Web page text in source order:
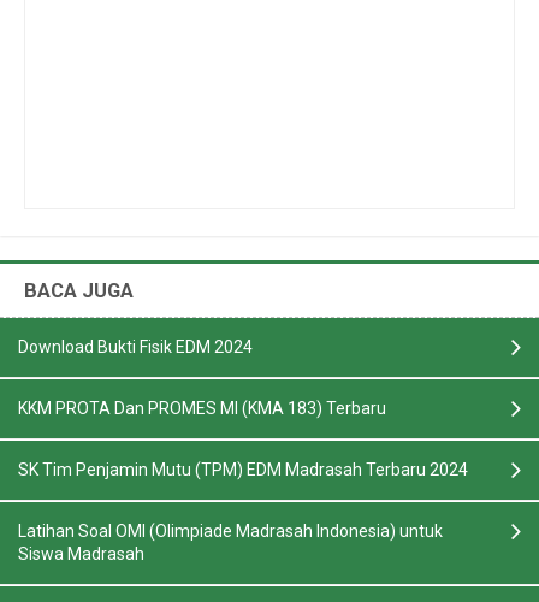
BACA JUGA
Download Bukti Fisik EDM 2024
KKM PROTA Dan PROMES MI (KMA 183) Terbaru
SK Tim Penjamin Mutu (TPM) EDM Madrasah Terbaru 2024
Latihan Soal OMI (Olimpiade Madrasah Indonesia) untuk
Siswa Madrasah